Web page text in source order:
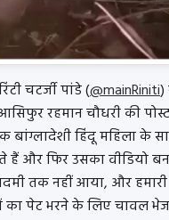
चटर्जी पांडे (@mainRiniti)
रहमान चौधरी की
बांग्लादेशी हिंदू महिला के
और फिर उसका वीडियो
तक नहीं आया, और हमारी
का पेट भरने के लिए चावल